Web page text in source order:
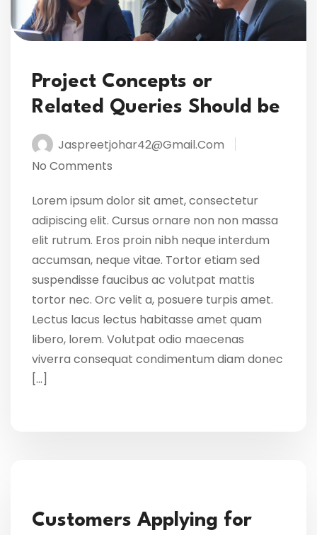
Project Concepts or
Related Queries Should be
Jaspreetjohar42@gmail.com
No Comments
Lorem ipsum dolor sit amet, consectetur
adipiscing elit. Cursus ornare non non massa
elit rutrum. Eros proin nibh neque interdum
accumsan, neque vitae. Tortor etiam sed
suspendisse faucibus ac volutpat mattis
tortor nec. Orc velit a, posuere turpis amet.
Lectus lacus lectus habitasse amet quam
libero, lorem. Volutpat odio maecenas
viverra consequat condimentum diam donec
[…]
Customers Applying for